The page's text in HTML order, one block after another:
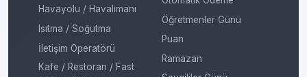
Havayolu / Havalimanı
Isıtma / Soğutma
İletişim Operatörü
Kafe / Restoran / Fast
Öğretmenler Günü
Puan
Ramazan